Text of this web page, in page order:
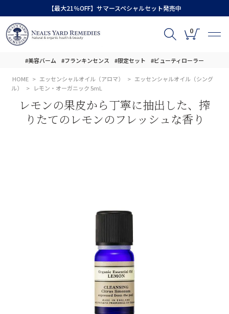
【最大21％OFF】サマースペシャルセット発売中
0
#美容バーム #フランキンセンス #限定セット #ビューティローラー
HOME エッセンシャルオイル（アロマ）
エッセンシャルオイル（シング
ル）
レモン・オーガニック 5mL
レモンの果皮から丁寧に抽出した、搾
りたてのレモンのフレッシュな香り